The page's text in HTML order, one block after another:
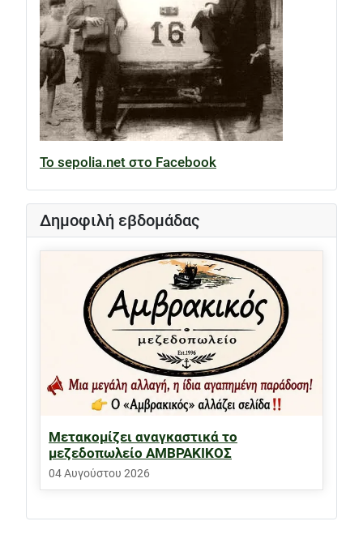
Το sepolia.net στο Facebook
Δημοφιλή εβδομάδας
Μετακομίζει αναγκαστικά το
μεζεδοπωλείο ΑΜΒΡΑΚΙΚΟΣ
04 Αυγούστου 2026